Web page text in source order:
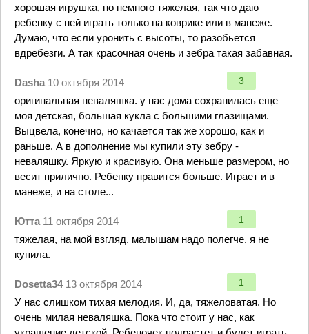
хорошая игрушка, но немного тяжелая, так что даю
ребенку с ней играть только на коврике или в манеже.
Думаю, что если уронить с высоты, то разобьется
вдребезги. А так красочная очень и зебра такая забавная.
Dasha 10 октября 2014 3
оригинальная неваляшка. у нас дома сохранилась еще
моя детская, большая кукла с большими глазищами.
Выцвела, конечно, но качается так же хорошо, как и
раньше. А в дополнение мы купили эту зебру -
неваляшку. Яркую и красивую. Она меньше размером, но
весит прилично. Ребенку нравится больше. Играет и в
манеже, и на столе...
Ютта 11 октября 2014 1
тяжелая, на мой взгляд. малышам надо полегче. я не
купила.
Dosetta34 13 октября 2014 1
У нас слишком тихая мелодия. И, да, тяжеловатая. Но
очень милая неваляшка. Пока что стоит у нас, как